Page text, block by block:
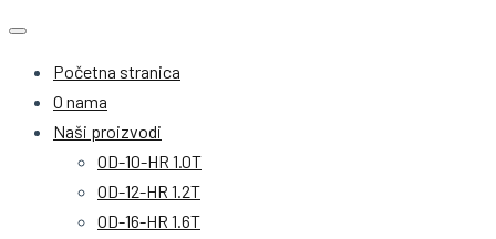
Početna stranica
O nama
Naši proizvodi
OD-10-HR 1.0T
OD-12-HR 1.2T
OD-16-HR 1.6T